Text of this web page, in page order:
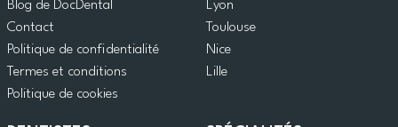
Blog de DocDental
Contact
Politique de confidentialité
Termes et conditions
Politique de cookies
Lyon
Toulouse
Nice
Lille